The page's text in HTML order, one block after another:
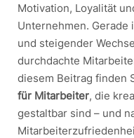
Motivation, Loyalität
Unternehmen. Gerade
und steigender
durchdachte
diesem Beitrag finden
für Mitarbeiter, die
gestaltbar sind – und